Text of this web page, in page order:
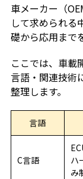
車メーカー（
して求められる
礎から応用まで
ここでは、車載
言語・関連技術
整理します。
言語
C言語
ハ
み